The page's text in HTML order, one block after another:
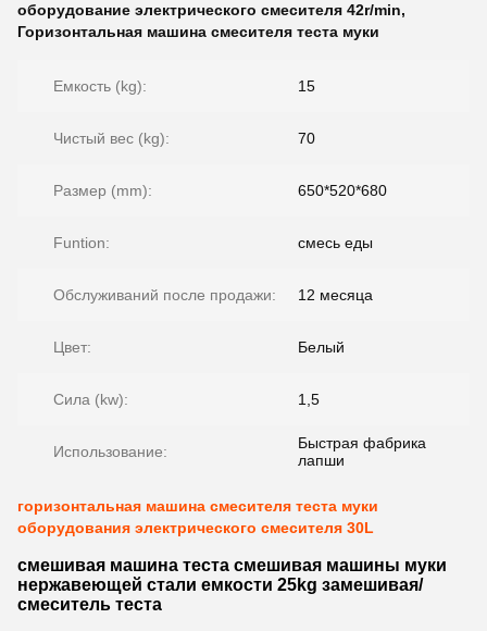
оборудование электрического смесителя 42r/min,
Горизонтальная машина смесителя теста муки
Емкость (kg): 15
Чистый вес (kg): 70
Размер (mm): 650*520*680
Funtion: смесь еды
Обслуживаний после продажи: 12 месяца
Цвет: Белый
Сила (kw): 1,5
Использование:
Быстрая фабрика
лапши
горизонтальная машина смесителя теста муки
оборудования электрического смесителя 30L
смешивая машина теста смешивая машины муки
нержавеющей стали емкости 25kg замешивая/
смеситель теста